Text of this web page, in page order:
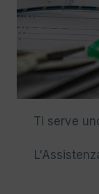
Ti serve